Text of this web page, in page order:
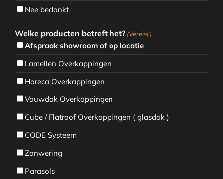
Nee bedankt
Welke producten betreft het? (Vereist)
Afspraak showroom of op locatie
Lamellen Overkappingen
Horeca Overkappingen
Vouwdak Overkappingen
Cube / Flatroof Overkappingen ( glasdak )
CODE Systeem
Zonwering
Parasols